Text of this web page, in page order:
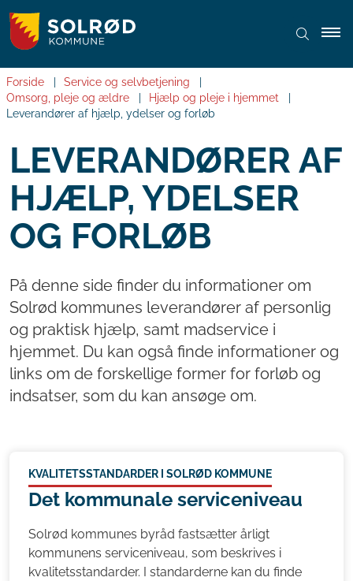
Forside
Service og selvbetjening
Omsorg, pleje og ældre
Hjælp og pleje i hjemmet
Leverandører af hjælp, ydelser og forløb
LEVERANDØRER AF
HJÆLP, YDELSER
OG FORLØB
På denne side finder du informationer om
Solrød kommunes leverandører af personlig
og praktisk hjælp, samt madservice i
hjemmet. Du kan også finde informationer og
links om de forskellige former for forløb og
indsatser, som du kan ansøge om.
KVALITETSSTANDARDER I SOLRØD KOMMUNE
Det kommunale serviceniveau
Solrød kommunes byråd fastsætter årligt
kommunens serviceniveau, som beskrives i
kvalitetsstandarder. I standarderne kan du finde